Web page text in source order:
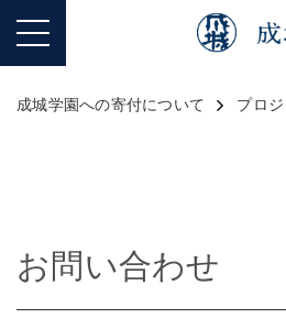
成城学園への寄付について プロ
お問い合わせ